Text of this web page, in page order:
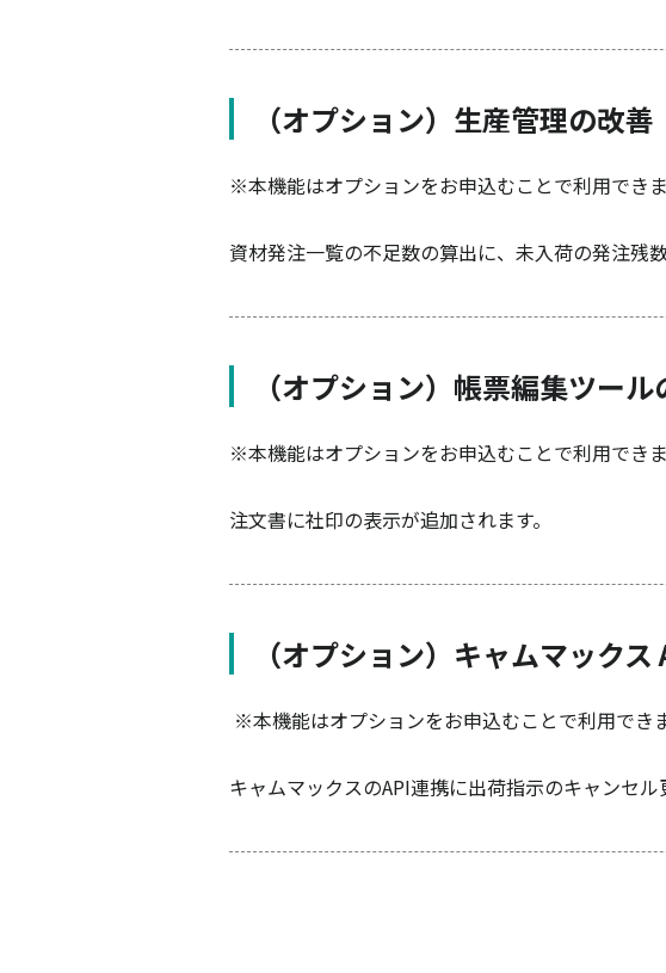
（オプション）生産管理の改善
※本機能はオプションをお申込むことで利用できま
資材発注一覧の不足数の算出に、未入荷の発注残
（オプション）帳票編集ツール
※本機能はオプションをお申込むことで利用できま
注文書に社印の表示が追加されます。
（オプション）キャムマック
※本機能はオプションをお申込むことで利用できま
キャムマックスのAPI連携に出荷指示のキャンセル